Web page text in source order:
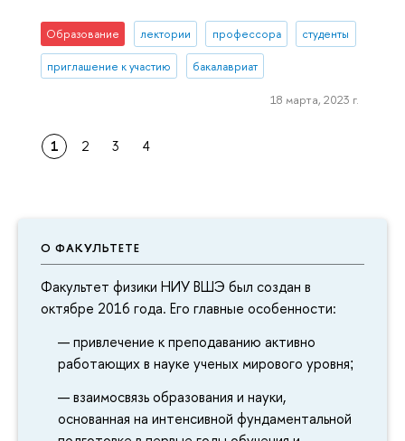
О ФАКУЛЬТЕТЕ
Факультет физики НИУ ВШЭ был создан в
октябре 2016 года. Его главные особенности:
привлечение к преподаванию активно
работающих в науке ученых мирового уровня;
взаимосвязь образования и науки,
основанная на интенсивной фундаментальной
Образование лектории профессора студенты
приглашение к участию бакалавриат
18 марта, 2023 г.
1 2 3 4